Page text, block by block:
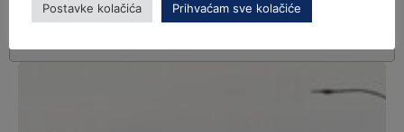
Postavke kolačića Prihvaćam sve kolačiće